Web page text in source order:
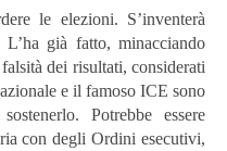
le elezioni. S’inventerà
L’ha già fatto, minacciando
dei risultati, considerati
e il famoso ICE sono
Potrebbe essere
con degli Ordini esecutivi,